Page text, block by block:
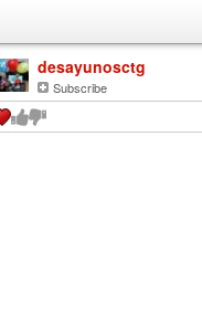
desayunosctg
Subscribe